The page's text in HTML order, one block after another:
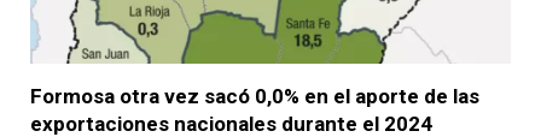
Formosa otra vez sacó 0,0% en el aporte de las
exportaciones nacionales durante el 2024